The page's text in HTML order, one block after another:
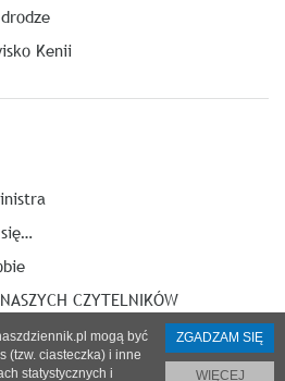
Kenii
CZYTELNIKÓW
mogą być
(tzw. ciasteczka) i inne
statystycznych i
ZGADZAM SIĘ
WIĘCEJ